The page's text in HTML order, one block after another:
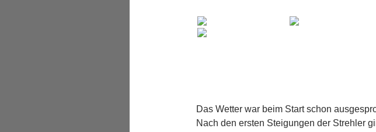
Das Wetter war beim Start schon
Nach den ersten Steigungen der Strehler